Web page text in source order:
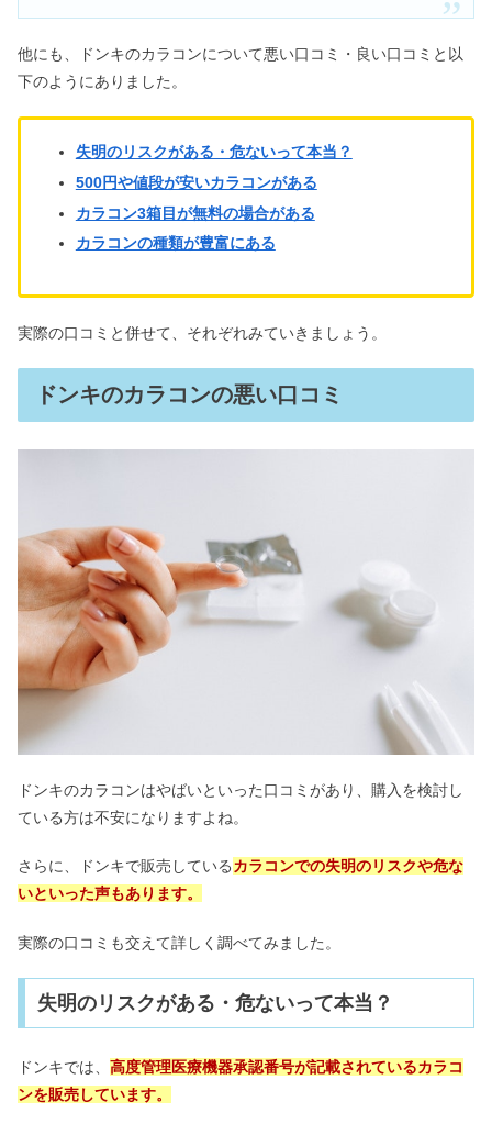
他にも、ドンキのカラコンについて悪い口コミ・良い口コミと以
下のようにありました。
失明のリスクがある・危ないって本当？
500円や値段が安いカラコンがある
カラコン3箱目が無料の場合がある
カラコンの種類が豊富にある
実際の口コミと併せて、それぞれみていきましょう。
ドンキのカラコンの悪い口コミ
ドンキのカラコンはやばいといった口コミがあり、購入を検討し
ている方は不安になりますよね。
さらに、ドンキで販売しているカラコンでの失明のリスクや危な
いといった声もあります。
実際の口コミも交えて詳しく調べてみました。
失明のリスクがある・危ないって本当？
ドンキでは、 高度管理医療機器承認番号が記載されているカラコ
ンを販売しています。